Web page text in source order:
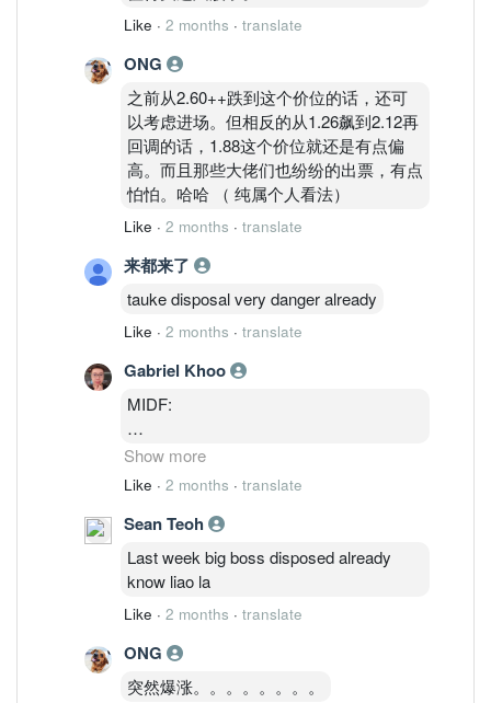
Like · 2 months · translate
ONG
之前从2.60++跌到这个价位的话，还可
以考虑进场。但相反的从1.26飙到2.12再
回调的话，1.88这个价位就还是有点偏
高。而且那些大佬们也纷纷的出票，有点
怕怕。哈哈 （ 纯属个人看法）
Like · 2 months · translate
来都来了
tauke disposal very danger already
Like · 2 months · translate
Gabriel Khoo
MIDF:
Revision in earnings forecasts and target
price. We made no changes to our FY26
However, we raised FY27 and FY28
earnings estimates by +37.1% and
+45.3% respectively. This was achieved
by assuming strong rebound in the RF
business, better monetisation effort for
the opto business as well as greater
earnings for the power management.
Show more
Like · 2 months · translate
Sean Teoh
Last week big boss disposed already
know liao la
Like · 2 months · translate
ONG
突然爆涨。。。。。。。。